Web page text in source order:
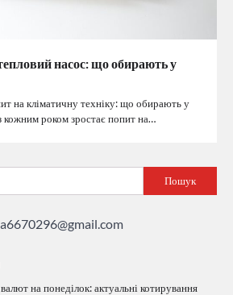
насос: що обирають у
на кліматичну техніку: що обирають у
кожним роком зростає попит на…
Пошук
на понеділок: актуальні котирування